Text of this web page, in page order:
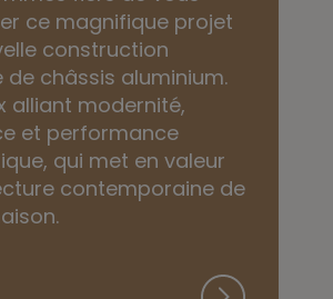
ce magnifique projet
construction
de châssis aluminium.
alliant modernité,
et performance
qui met en valeur
contemporaine de